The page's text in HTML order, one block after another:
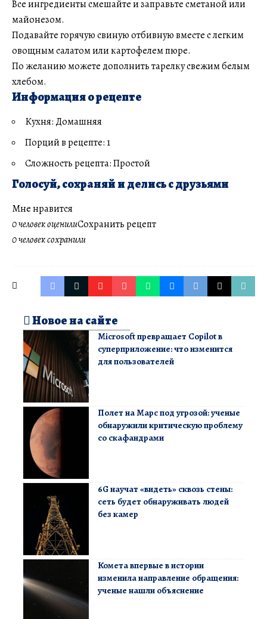
Все ингредиенты смешайте и заправьте сметаной или
майонезом.
Подавайте горячую свиную отбивную вместе с легким
овощным салатом или картофелем пюре.
По желанию можете дополнить тарелку свежим белым
хлебом.
Информация о рецепте
Кухня: Домашняя
Порций в рецепте: 1
Сложность рецепта: Простой
Голосуй, сохраняй и делись с друзьями
Мне нравится
0 человек оценилиСохранить рецепт
0 человек сохранили
Новое на сайте
Microsoft превращает Copilot в
суперприложение: что изменится
для пользователей
Полет на Марс под угрозой: ученые
обнаружили критическую проблему
со скафандрами
6G научат «видеть» сквозь стены:
сеть будет обнаруживать людей
без камер
Комета впервые в истории
изменила направление обращения:
ученые нашли объяснение